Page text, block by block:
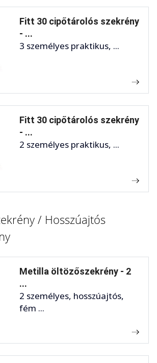
Fitt 30 cipőtárolós szekrény
- ...
3 személyes praktikus, ...
Fitt 30 cipőtárolós szekrény
- ...
2 személyes praktikus, ...
/ Hosszúajtós
Metilla öltözőszekrény - 2
...
2 személyes, hosszúajtós,
fém ...